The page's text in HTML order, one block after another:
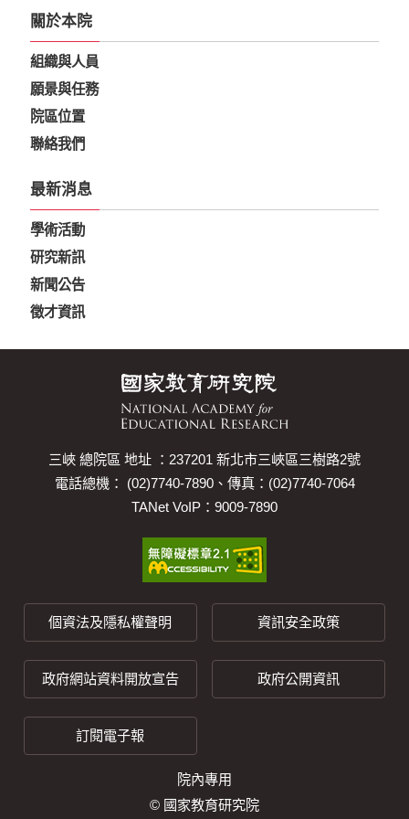
關於本院
組織與人員
願景與任務
院區位置
聯絡我們
最新消息
學術活動
研究新訊
新聞公告
徵才資訊
三峽 總院區 地址 ：237201 新北市三峽區三樹路2號
電話總機： (02)7740-7890、傳真：(02)7740-7064
TANet VoIP：9009-7890
個資法及隱私權聲明 資訊安全政策
政府網站資料開放宣告 政府公開資訊
訂閱電子報
院內專用
© 國家教育研究院